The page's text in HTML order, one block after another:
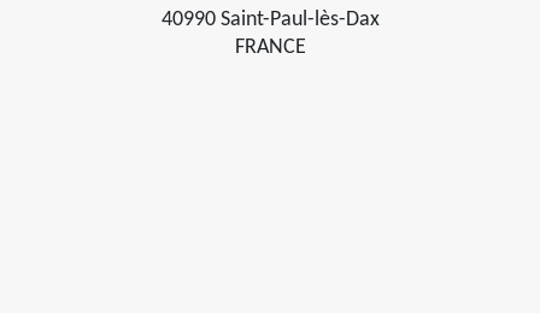
40990 Saint-Paul-lès-Dax
FRANCE